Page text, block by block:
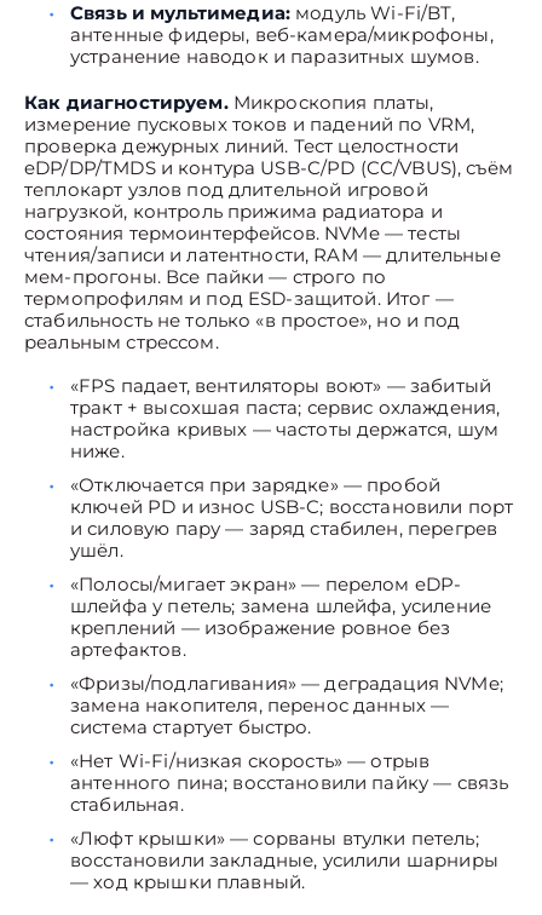
Связь и мультимедиа: модуль Wi-Fi/BT,
антенные фидеры, веб-камера/микрофоны,
устранение наводок и паразитных шумов.
Как диагностируем.Микроскопия платы,
измерение пусковых токов и падений по VRM,
проверка дежурных линий. Тест целостности
eDP/DP/TMDS и контура USB-C/PD (CC/VBUS), съём
теплокарт узлов под длительной игровой
нагрузкой, контроль прижима радиатора и
состояния термоинтерфейсов. NVMe — тесты
чтения/записи и латентности, RAM — длительные
мем-прогоны. Все пайки — строго по
термопрофилям и под ESD-защитой. Итог —
стабильность не только «в простое», но и под
реальным стрессом.
«FPS падает, вентиляторы воют» — забитый
тракт + высохшая паста; сервис охлаждения,
настройка кривых — частоты держатся, шум
ниже.
«Отключается при зарядке» — пробой
ключей PD и износ USB-C; восстановили порт
и силовую пару — заряд стабилен, перегрев
ушёл.
«Полосы/мигает экран» — перелом eDP-
шлейфа у петель; замена шлейфа, усиление
креплений — изображение ровное без
артефактов.
«Фризы/подлагивания» — деградация NVMe;
замена накопителя, перенос данных —
система стартует быстро.
«Нет Wi-Fi/низкая скорость» — отрыв
антенного пина; восстановили пайку — связь
стабильная.
«Люфт крышки» — сорваны втулки петель;
восстановили закладные, усилили шарниры
— ход крышки плавный.